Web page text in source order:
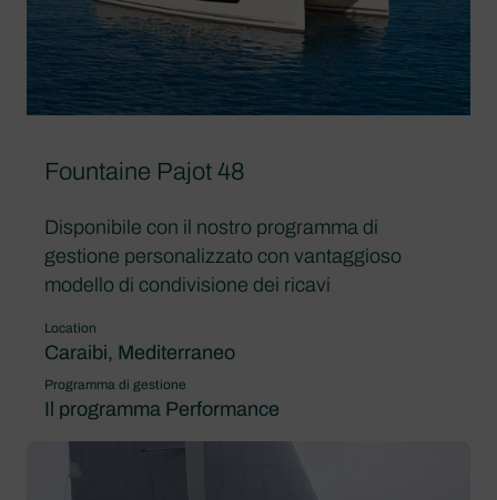
Fountaine Pajot 48
Disponibile con il nostro programma di
gestione personalizzato con vantaggioso
modello di condivisione dei ricavi
Location
Caraibi, Mediterraneo
Programma di gestione
Il programma Performance